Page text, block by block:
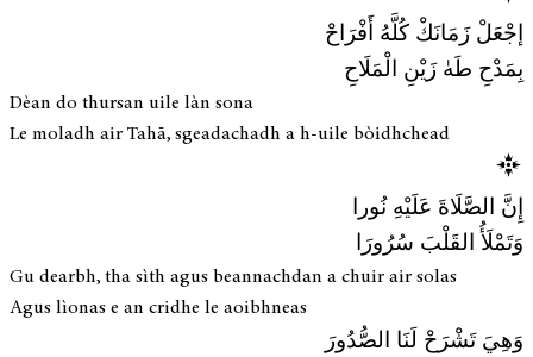
إجْعَلْ زَمَانَكْ كُلَّهُ أَفْرَاحْ
بِمَدْحِ طَهٰ زَيْنِ الْمَلَاحِ
Dèan do thursan uile làn sona
Le moladh air Tahā, sgeadachadh a h-uile bòidhchead
إِنَّ الصَّلَاةَ عَلَيْهِ نُورا
وَتَمْلَأُ القَلْبَ سُرُورَا
Gu dearbh, tha sìth agus beannachdan a chuir air solas
Agus lìonas e an cridhe le aoibhneas
وَهِيَ تَشْرَحْ لَنَا الصُّدُورَ